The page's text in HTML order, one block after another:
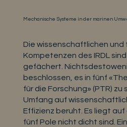
Mechanische Systeme in der marinen
Die wissenschaftlichen und
Kompetenzen des IRDL
gefächert.
beschlossen, es in fünf
für die Forschung» (PTR)
Umfang auf
Effizienz beruht. Es liegt
fünf Pole nicht dicht sind.